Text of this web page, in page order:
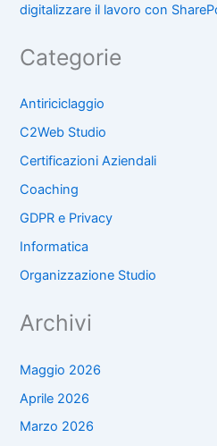
digitalizzare il lavoro con
Categorie
Antiriciclaggio
C2Web Studio
Certificazioni Aziendali
Coaching
GDPR e Privacy
Informatica
Organizzazione Studio
Archivi
Maggio 2026
Aprile 2026
Marzo 2026